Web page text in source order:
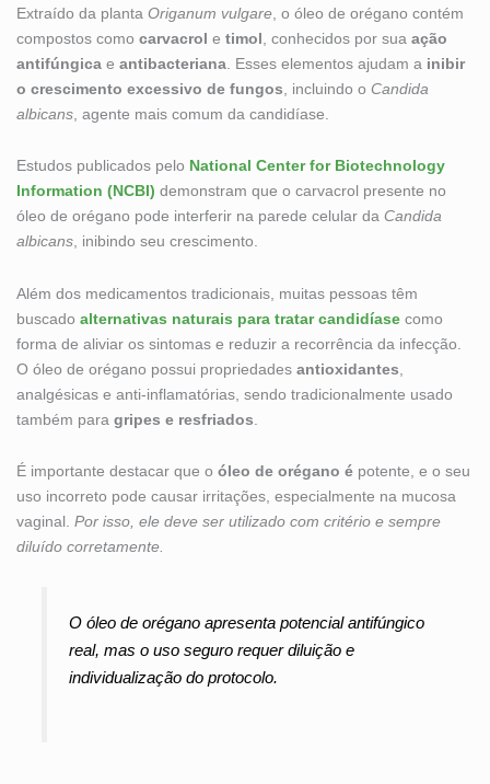
Extraído da planta Origanum vulgare , o óleo de orégano contém
compostos como carvacrol e timol , conhecidos por sua ação
antifúngica e antibacteriana . Esses elementos ajudam a inibir
o crescimento excessivo de fungos , incluindo o Candida
albicans , agente mais comum da candidíase.
Estudos publicados pelo National Center for Biotechnology
Information (NCBI) demonstram que o carvacrol presente no
óleo de orégano pode interferir na parede celular da Candida
albicans, inibindo seu crescimento.
Além dos medicamentos tradicionais, muitas pessoas têm
buscado alternativas naturais para tratar candidíase como
forma de aliviar os sintomas e reduzir a recorrência da infecção.
O óleo de orégano possui propriedades antioxidantes
analgésicas e anti-inflamatórias, sendo tradicionalmente usado
também para gripes e resfriados
É importante destacar que o óleo de orégano é potente, e o seu
uso incorreto pode causar irritações, especialmente na mucosa
vaginal. Por isso, ele deve ser utilizado com critério e sempre
diluído corretamente.
O óleo de orégano apresenta potencial antifúngico
real, mas o uso seguro requer diluição e
individualização do protocolo.